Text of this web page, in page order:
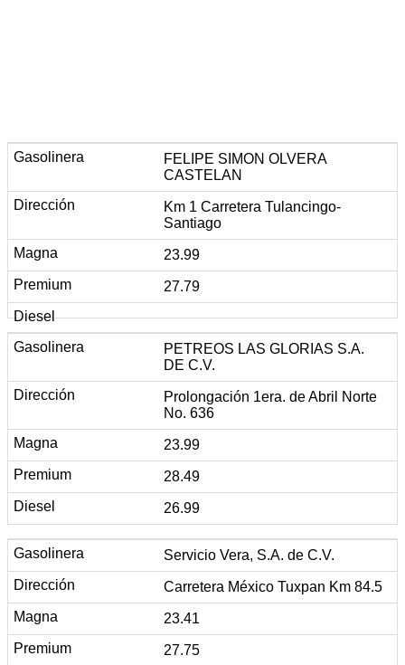
FELIPE SIMON OLVERA
CASTELAN
Km 1 Carretera Tulancingo-
Santiago
23.99
27.79
PETREOS LAS GLORIAS S.A.
DE C.V.
Prolongación 1era. de Abril Norte
No. 636
23.99
28.49
26.99
Servicio Vera, S.A. de C.V.
Carretera México Tuxpan Km 84.5
23.41
27.75